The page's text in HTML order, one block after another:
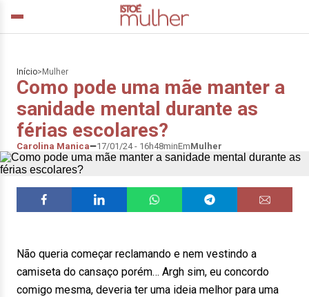
Início> Mulher
Como pode uma mãe manter a
sanidade mental durante as
férias escolares?
Carolina Manica 17/01/24 - 16h48minEmMulher
Não queria começar reclamando e nem vestindo a
camiseta do cansaço porém… Argh sim, eu concordo
comigo mesma, deveria ter uma ideia melhor para uma